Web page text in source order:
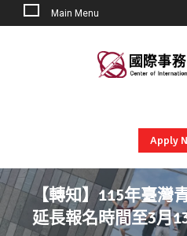
Main Menu
Apply
【轉知】115年臺灣
延長報名時間至3月